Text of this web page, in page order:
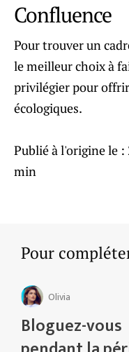
Confluence
Pour trouver un
le meilleur choix à
privilégier pour
écologiques.
Publié à l'origine le :
min
Pour
Olivia
Bloguez-vous